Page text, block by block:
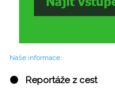
Naše informace:
⚫ Reportáže z cest